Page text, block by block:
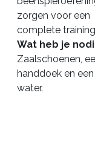
zorgen voor een
complete
Wat heb je
Zaalschoenen,
handdoek en
water.